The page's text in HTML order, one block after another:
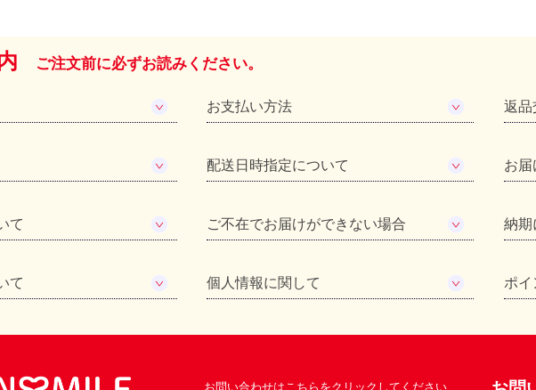
ご注文前に必ずお読みください。
お支払い方法 返品
配送日時指定について お届
て ご不在でお届けができない場合 納期
て 個人情報に関して ポイ